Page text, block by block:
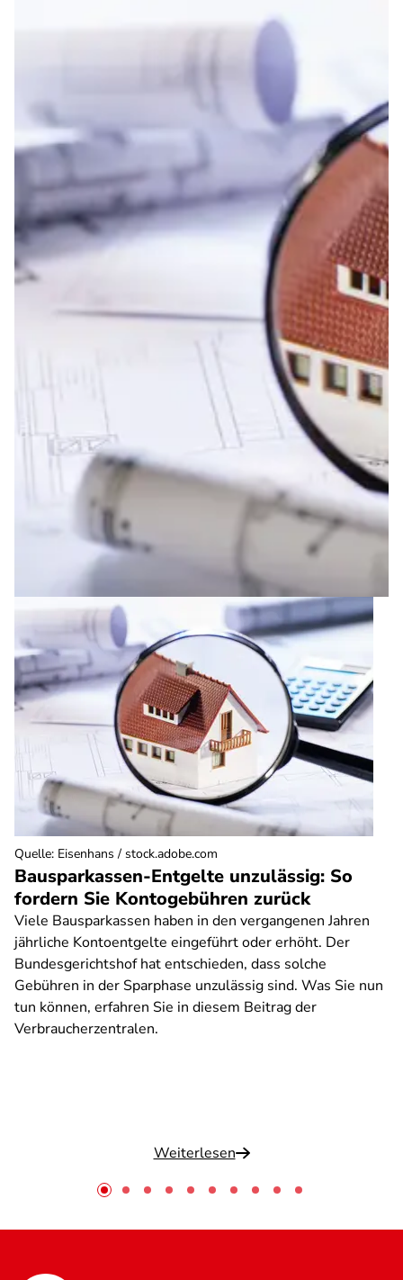
Bausparkassen-Entgelte unzulässig: So
fordern Sie Kontogebühren zurück
Viele Bausparkassen haben in den vergangenen Jahren
jährliche Kontoentgelte eingeführt oder erhöht. Der
Bundesgerichtshof hat entschieden, dass solche
Gebühren in der Sparphase unzulässig sind. Was Sie nun
tun können, erfahren Sie in diesem Beitrag der
Verbraucherzentralen.
Weiterlesen
Quelle: Eisenhans / stock.adobe.com